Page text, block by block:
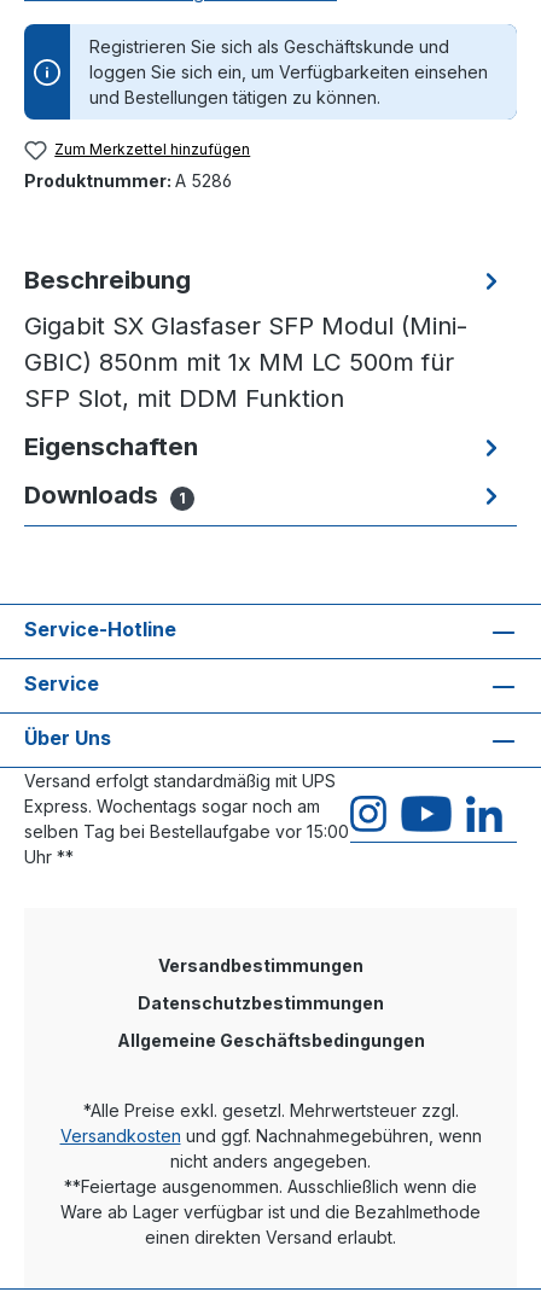
Registrieren Sie sich als Geschäftskunde und
loggen Sie sich ein, um Verfügbarkeiten einsehen
und Bestellungen tätigen zu können.
Zum Merkzettel hinzufügen
Produktnummer: A 5286
Beschreibung
Gigabit SX Glasfaser SFP Modul (Mini-
GBIC) 850nm mit 1x MM LC 500m für
SFP Slot, mit DDM Funktion
Eigenschaften
Downloads
1
Service-Hotline
Service
Über Uns
Versand erfolgt standardmäßig mit UPS
Express. Wochentags sogar noch am
selben Tag bei Bestellaufgabe vor 15:00
Uhr **
Versandbestimmungen
Datenschutzbestimmungen
Allgemeine Geschäftsbedingungen
*Alle Preise exkl. gesetzl. Mehrwertsteuer zzgl.
Versandkosten und ggf. Nachnahmegebühren, wenn
nicht anders angegeben.
**Feiertage ausgenommen. Ausschließlich wenn die
Ware ab Lager verfügbar ist und die Bezahlmethode
einen direkten Versand erlaubt.